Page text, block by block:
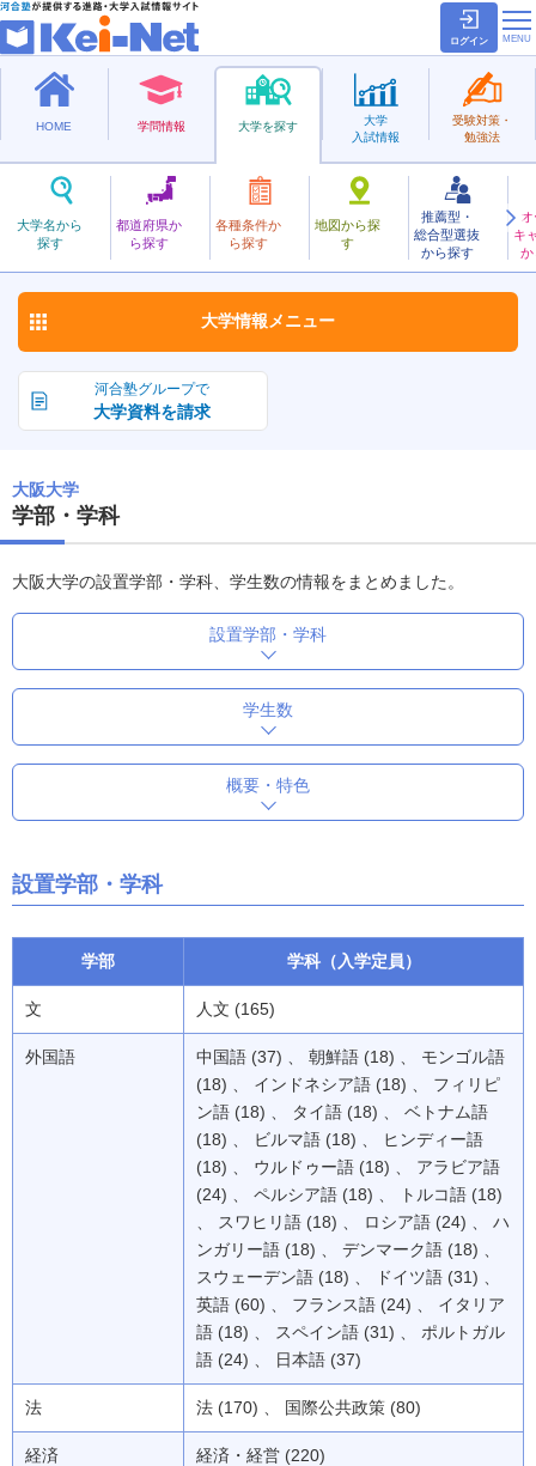
ログイン
HOME 学問情報 大学を探す
大学名から
探す
都道府県か
ら探す
各種条件か
ら探す
地図から探
す
推薦型・
総合型選抜
から探す
キ
か
大学
入試情報
受験対策・
勉強法
国立
おおさか
大阪大学 お気に入り
河合塾グループで
大学資料を請求
大学情報 メニュー
大阪大学
学部・学科
大阪大学の設置学部・学科、学生数の情報をまとめました。
設置学部・学科
学生数
概要・特色
設置学部・学科
学部 学科（入学定員）
文 人文 (165)
外国語
中国語 (37) 、 朝鮮語 (18) 、 モンゴル語
(18) 、 インドネシア語 (18) 、 フィリピ
ン語 (18) 、 タイ語 (18) 、 ベトナム語
(18) 、 ビルマ語 (18) 、 ヒンディー語
(18) 、 ウルドゥー語 (18) 、 アラビア語
(24) 、 ペルシア語 (18) 、 トルコ語 (18)
、 スワヒリ語 (18) 、 ロシア語 (24) 、 ハ
ンガリー語 (18) 、 デンマーク語 (18) 、
スウェーデン語 (18) 、 ドイツ語 (31) 、
英語 (60) 、 フランス語 (24) 、 イタリア
語 (18) 、 スペイン語 (31) 、 ポルトガル
語 (24) 、 日本語 (37)
法 法 (170) 、 国際公共政策 (80)
経済 経済・経営 (220)